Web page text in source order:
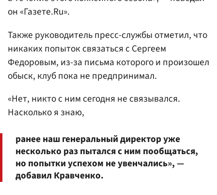
он «Газете.Ru».
Также руководитель пресс-службы отметил, что
никаких попыток связаться с Сергеем
Федоровым, из-за письма которого и произошел
обыск, клуб пока не предпринимал.
«Нет, никто с ним сегодня не связывался.
Насколько я знаю,
ранее наш генеральный директор уже
несколько раз пытался с ним пообщаться,
но попытки успехом не увенчались», —
добавил Кравченко.